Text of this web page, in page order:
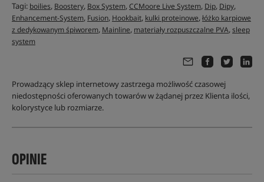
Tagi: boilies, Boostery, Box System,CCMoore Live System, Dip, Dipy,
Enhancement-System, Fusion, Hookbait, kulki proteinowe,łóżko karpiowe
z dedykowanym śpiworem, Mainline, materiały rozpuszczalne PVA,sleep
system
Prowadzący sklep internetowy zastrzega możliwość czasowej
niedostępności oferowanych towarów w żądanej przez Klienta ilości,
kolorystyce lub rozmiarze.
OPINIE